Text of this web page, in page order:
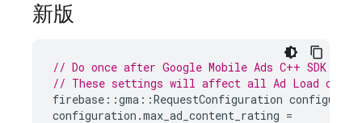
新版
// Do once after Google Mobile Ads C++ SDK
// These settings will affect all Ad Load
firebase ::gma ::RequestConfiguration
configuration .max_ad_content_rating =